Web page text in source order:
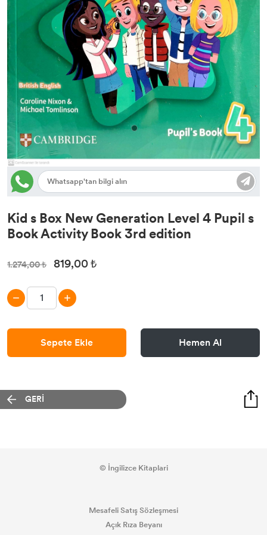
Kid s Box New Generation Level 4 Pupil s
Book Activity Book 3rd edition
1.274,00 ₺ 819,00 ₺
Sepete Ekle Hemen Al
GERİ
© İngilizce Kitaplari
Mesafeli Satış Sözleşmesi
Açık Rıza Beyanı
İngilizce Dil Eğitimi